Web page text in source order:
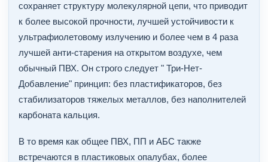
сохраняет структуру молекулярной цепи, что приводит
к более высокой прочности, лучшей устойчивости к
ультрафиолетовому излучению и более чем в 4 раза
лучшей анти-старения на открытом воздухе, чем
обычный ПВХ. Он строго следует " Три-Нет-
Добавление" принцип: без пластификаторов, без
стабилизаторов тяжелых металлов, без наполнителей
карбоната кальция.
В то время как общее ПВХ, ПП и АБС также
встречаются в пластиковых опалубах, более